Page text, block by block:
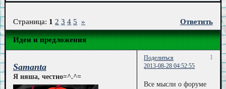
Идеи и предложения
Страница: 1 2 3 4 5 » Ответить
Поделиться
1
2013-08-28 04:52:55
Samanta
Я няша, честно=^.^=
Все мысли о форуме